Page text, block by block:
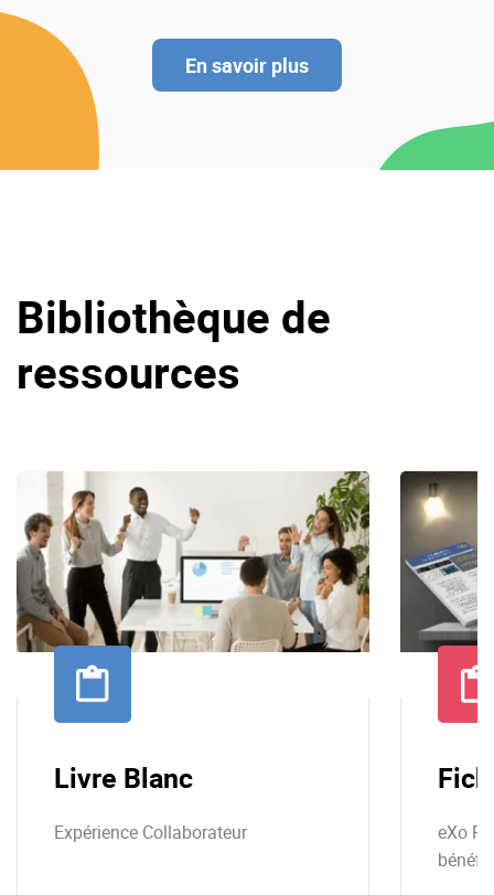
En savoir plus
Bibliothèque de
ressources
Livre Blanc
Expérience Collaborateur
eXo